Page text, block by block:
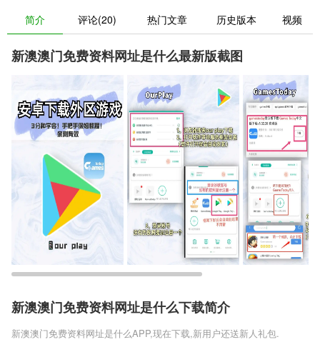
简介 评论(20) 热门文章 历史版本 视频
新澳澳门免费资料网址是什么最新版截图
新澳澳门免费资料网址是什么下载简介
新澳澳门免费资料网址是什么APP,现在下载,新用户还送新人礼包.